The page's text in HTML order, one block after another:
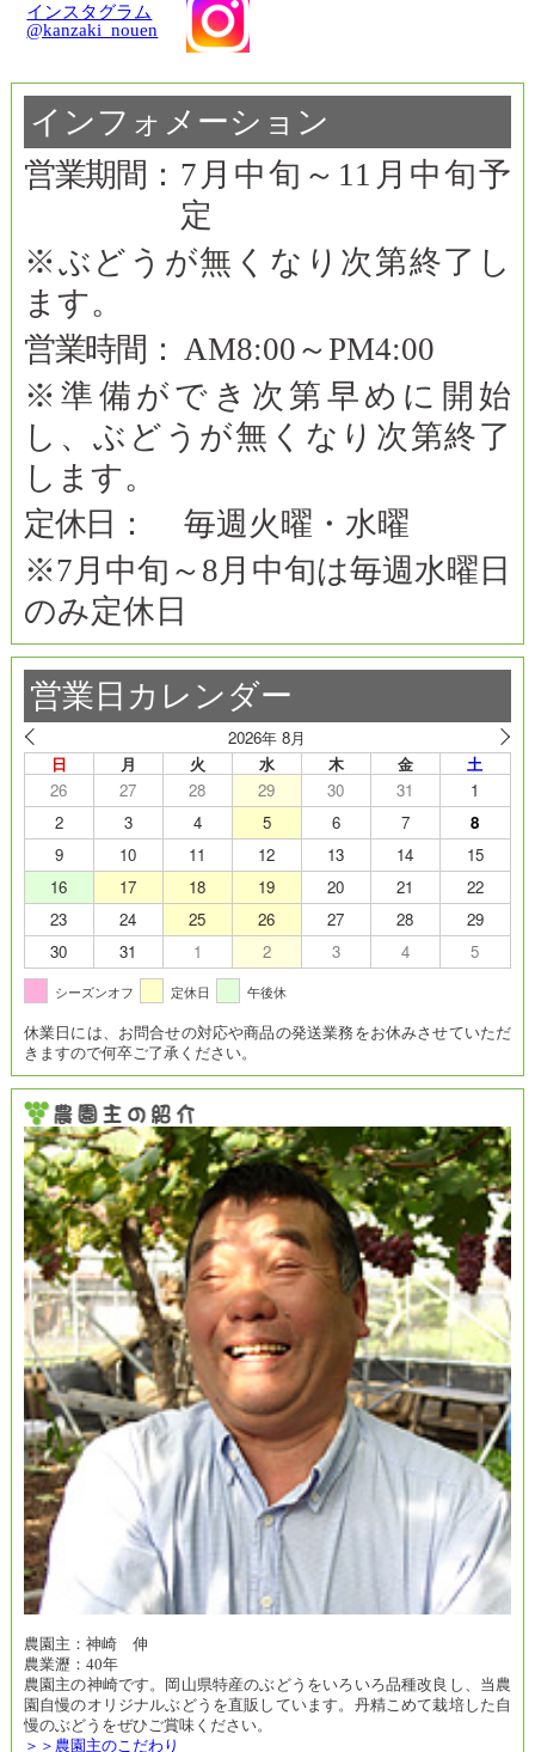
インスタグラム
@kanzaki_nouen
インフォメーション
営業期間： 7月中旬～11月中旬予
定
※ぶどうが無くなり次第終了し
ます。
営業時間： AM8:00～PM4:00
※準備ができ次第早めに開始
し、ぶどうが無くなり次第終了
します。
定休日：
毎週火曜・水曜
※7月中旬～8月中旬は毎週水曜日
のみ定休日
営業日カレンダー
2026年 8月
日
月 火 水 木 金
土
26
27 28 29 30 31
1
2
3 4 5 6 7
8
9
10 11 12 13 14
15
16
17 18 19 20 21
22
23
24 25 26 27 28
29
30
31 1 2 3 4 5
シーズンオフ 定休日 午後休
休業日には、お問合せの対応や商品の発送業務をお休みさせていただ
きますので何卒ご了承ください。
農園主：神崎 伸
農業瀝：40年
農園主の神崎です。岡山県特産のぶどうをいろいろ品種改良し、当農
園自慢のオリジナルぶどうを直販しています。丹精こめて栽培した自
慢のぶどうをぜひご賞味ください。
＞＞農園主のこだわり